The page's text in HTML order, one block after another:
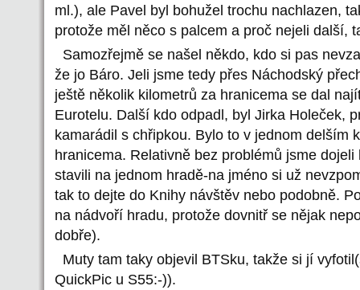
ml.), ale Pavel byl bohužel trochu nachlazen,
protože měl něco s palcem a proč nejeli další,
Samozřejmě se našel někdo, kdo si pas
že jo Báro. Jeli jsme tedy přes Náchodský
ještě několik kilometrů za hranicema se dal
Eurotelu. Další kdo odpadl, byl Jirka Holeček,
kamarádil s chřipkou. Bylo to v jednom delším
hranicema. Relativně bez problémů jsme
stavili na jednom hradě-na jméno si už
tak to dejte do Knihy návštěv nebo podobně.
na nádvoří hradu, protože dovnitř se nějak
dobře).
Muty tam taky objevil BTSku, takže si jí
QuickPic u S55:-)).